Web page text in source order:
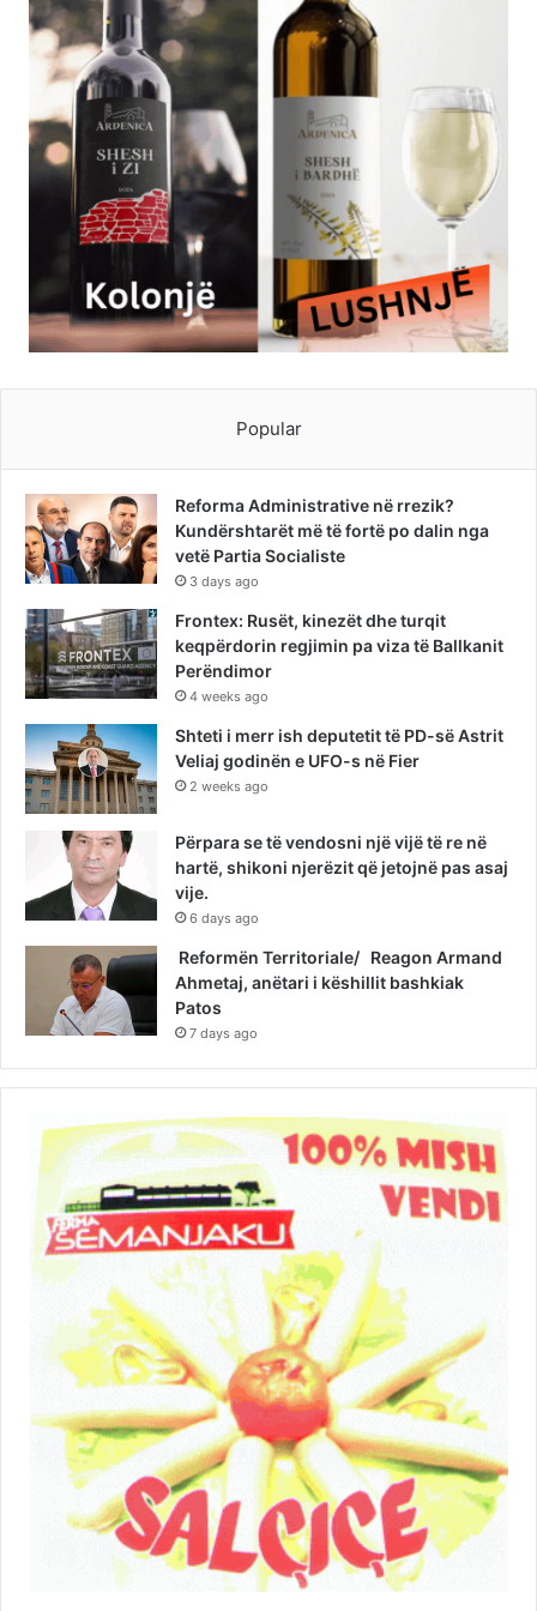
Popular
Reforma Administrative në rrezik?
Kundërshtarët më të fortë po dalin nga
vetë Partia Socialiste
3 days ago
Frontex: Rusët, kinezët dhe turqit
keqpërdorin regjimin pa viza të Ballkanit
Perëndimor
4 weeks ago
Shteti i merr ish deputetit të PD-së Astrit
Veliaj godinën e UFO-s në Fier
2 weeks ago
Përpara se të vendosni një vijë të re në
hartë, shikoni njerëzit që jetojnë pas asaj
vije.
6 days ago
Reformën Territoriale/ Reagon Armand
Ahmetaj, anëtari i këshillit bashkiak
Patos
7 days ago